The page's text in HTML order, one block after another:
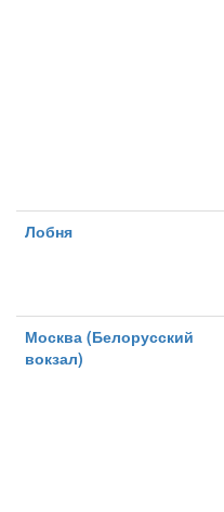
Лобня
Москва (Белорусский
вокзал)